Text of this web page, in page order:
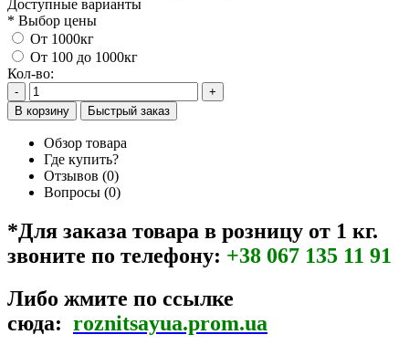
Доступные варианты
* Выбор цены
От 1000кг
От 100 до 1000кг
Кол-во:
-
+
В корзину
Быстрый заказ
Обзор товара
Где купить?
Отзывов (0)
Вопросы (0)
*Для заказа товара в розницу от 1 кг.
звоните по телефону: +38 067 135 11 91
Либо жмите по ссылке
сюда: roznitsayua.prom.ua